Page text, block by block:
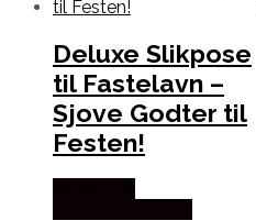
Deluxe Slikpose
til Fastelavn –
Sjove Godter til
Festen!